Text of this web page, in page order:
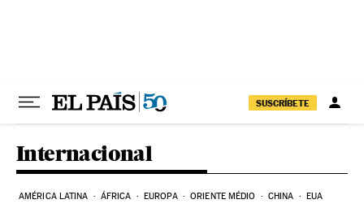
SUSCRÍBETE
Internacional
AMÉRICA LATINA ÁFRICA EUROPA ORIENTE MÉDIO CHINA EUA